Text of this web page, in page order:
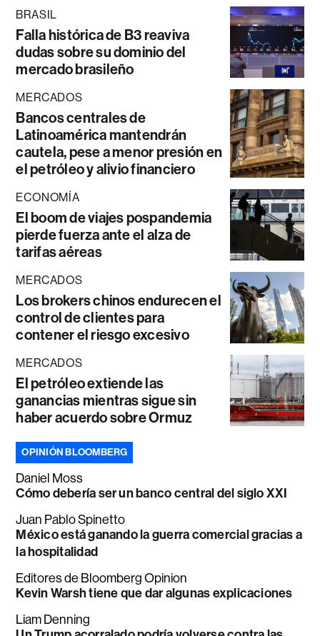
BRASIL
Falla histórica de B3 reaviva
dudas sobre su dominio del
mercado brasileño
MERCADOS
Bancos centrales de
Latinoamérica mantendrán
cautela, pese a menor presión en
el petróleo y alivio financiero
ECONOMÍA
El boom de viajes pospandemia
pierde fuerza ante el alza de
tarifas aéreas
MERCADOS
Los brokers chinos endurecen el
control de clientes para
contener el riesgo excesivo
MERCADOS
El petróleo extiende las
ganancias mientras sigue sin
haber acuerdo sobre Ormuz
OPINIÓN BLOOMBERG
Daniel Moss
Cómo debería ser un banco central del siglo XXI
Juan Pablo Spinetto
México está ganando la guerra comercial gracias a
la hospitalidad
Editores de Bloomberg Opinion
Kevin Warsh tiene que dar algunas explicaciones
Liam Denning